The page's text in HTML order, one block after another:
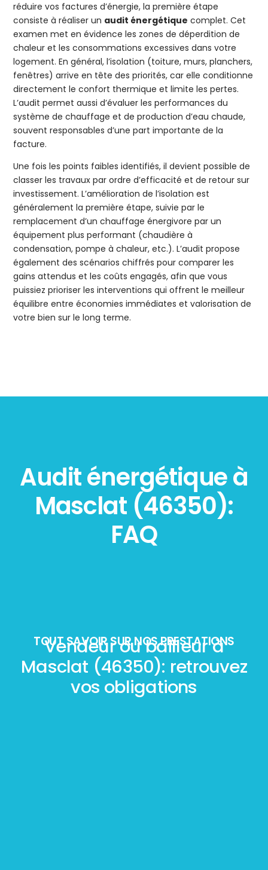
réduire vos factures d’énergie, la première étape
consiste à réaliser un audit énergétique complet. Cet
examen met en évidence les zones de déperdition de
chaleur et les consommations excessives dans votre
logement. En général, l’isolation (toiture, murs, planchers,
fenêtres) arrive en tête des priorités, car elle conditionne
directement le confort thermique et limite les pertes.
L’audit permet aussi d’évaluer les performances du
système de chauffage et de production d’eau chaude,
souvent responsables d’une part importante de la
facture.
Une fois les points faibles identifiés, il devient possible de
classer les travaux par ordre d’efficacité et de retour sur
investissement. L’amélioration de l’isolation est
généralement la première étape, suivie par le
remplacement d’un chauffage énergivore par un
équipement plus performant (chaudière à
condensation, pompe à chaleur, etc.). L’audit propose
également des scénarios chiffrés pour comparer les
gains attendus et les coûts engagés, afin que vous
puissiez prioriser les interventions qui offrent le meilleur
équilibre entre économies immédiates et valorisation de
votre bien sur le long terme.
Audit énergétique à
Masclat (46350):
FAQ
TOUT SAVOIR SUR NOS PRESTATIONS
Vendeur ou bailleur à
Masclat (46350): retrouvez
vos obligations